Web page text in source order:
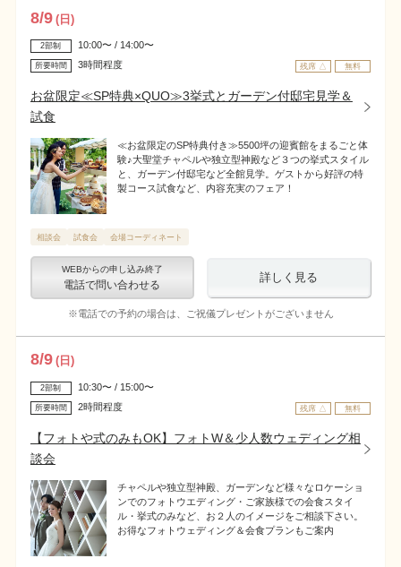
8/9 (日)
残席 △ 無料
2部制 10:00〜 / 14:00〜
所要時間 3時間程度
お盆限定≪SP特典×QUO≫3挙式とガーデン付邸宅見学＆
試食
≪お盆限定のSP特典付き≫5500坪の迎賓館をまるごと体
験♪大聖堂チャペルや独立型神殿など３つの挙式スタイル
と、ガーデン付邸宅など全館見学。ゲストから好評の特
製コース試食など、内容充実のフェア！
相談会 試食会 会場コーディネート
WEBからの申し込み終了
電話で問い合わせる
詳しく見る
※電話での予約の場合は、ご祝儀プレゼントがございません
8/9 (日)
残席 △ 無料
2部制 10:30〜 / 15:00〜
所要時間 2時間程度
【フォトや式のみもOK】フォトW＆少人数ウェディング相
談会
チャペルや独立型神殿、ガーデンなど様々なロケーショ
ンでのフォトウエディング・ご家族様での会食スタイ
ル・挙式のみなど、お２人のイメージをご相談下さい。
お得なフォトウェディング＆会食プランもご案内